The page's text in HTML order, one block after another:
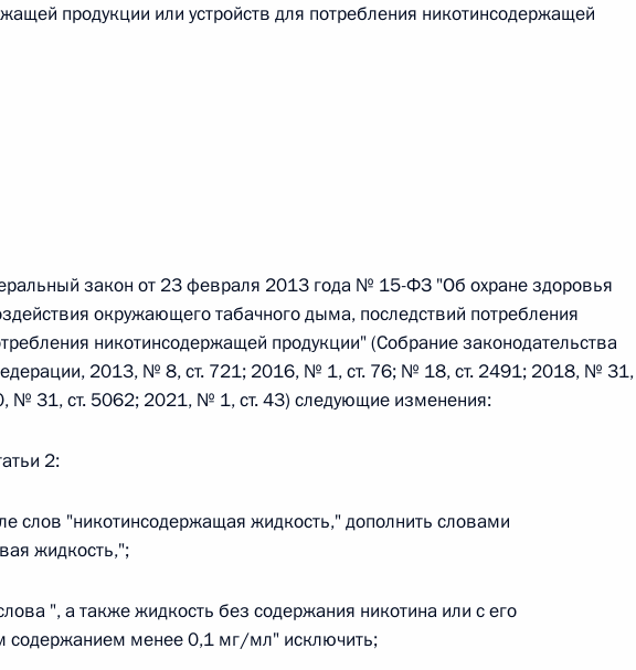
силу пункта 1 части 13 статьи 3 Федерального закона «О внесении
закон от 26.07.2026 г. № 270-ФЗ
в статью 10 Федерального закона «Об автономных учреждениях»
Соглашения между Правительством Российской Федерации и Кабинетом
Республики о правовом статусе представительств компетентных органов
продукции или устройств для потребления никотинсодержащей
закон от 23 февраля 2013 года № 15-ФЗ "Об охране здоровья
окружающего табачного дыма, последствий потребления
никотинсодержащей продукции" (Собрание законодательства
2013, № 8, ст. 721; 2016, № 1, ст. 76; № 18, ст. 2491; 2018, № 31,
№ 31, ст. 5062; 2021, № 1, ст. 43) следующие изменения:
2:
слов "никотинсодержащая жидкость," дополнить словами
жидкость,";
", а также жидкость без содержания никотина или с его
менее 0,1 мг/мл" исключить;